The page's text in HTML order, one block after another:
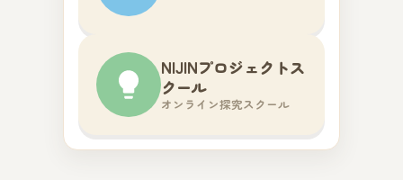
NIJINプロジェクトス
クール
オンライン探究スクール